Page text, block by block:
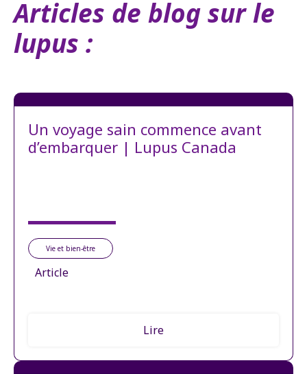
Articles de blog sur le
lupus :
Un voyage sain commence avant
d’embarquer | Lupus Canada
Vie et bien-être
Article
Lire